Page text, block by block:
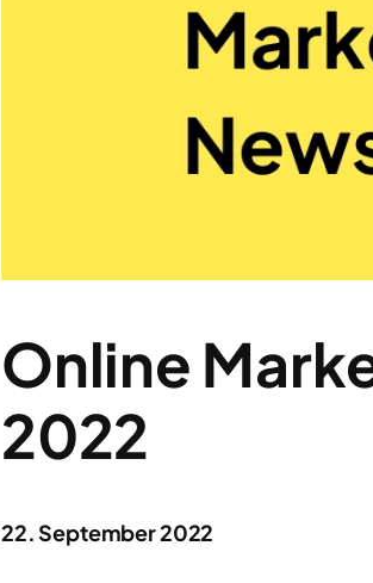
Online
2022
22. September 2022